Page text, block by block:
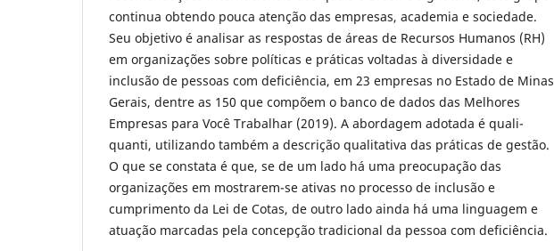
continua obtendo pouca atenção das empresas, academia e sociedade.
Seu objetivo é analisar as respostas de áreas de Recursos Humanos (RH)
em organizações sobre políticas e práticas voltadas à diversidade e
inclusão de pessoas com deficiência, em 23 empresas no Estado de Minas
Gerais, dentre as 150 que compõem o banco de dados das Melhores
Empresas para Você Trabalhar (2019). A abordagem adotada é quali-
quanti, utilizando também a descrição qualitativa das práticas de gestão.
O que se constata é que, se de um lado há uma preocupação das
organizações em mostrarem-se ativas no processo de inclusão e
cumprimento da Lei de Cotas, de outro lado ainda há uma linguagem e
atuação marcadas pela concepção tradicional da pessoa com deficiência.